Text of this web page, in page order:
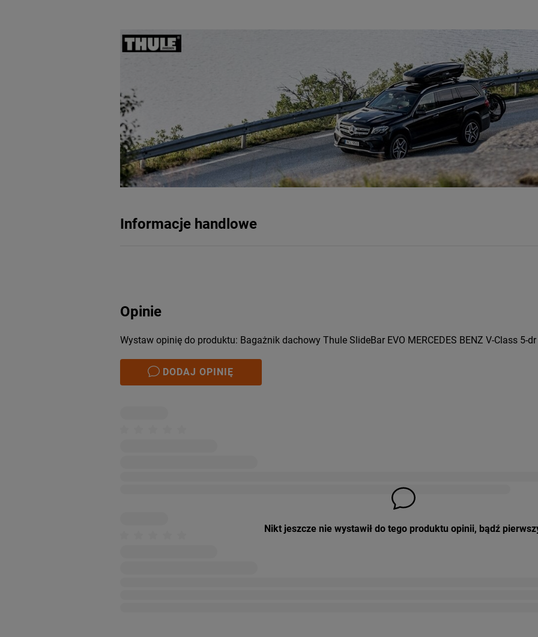
Informacje handlowe
Opinie
Wystaw opinię do produktu: Bagażnik dachowy Thule SlideBar EVO MERCEDES BENZ V-Class 5-
DODAJ OPINIĘ
Nikt jeszcze nie wystawił do tego produktu opinii, bądź